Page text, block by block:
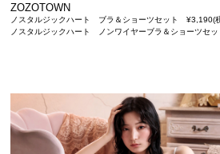
ZOZOTOWN
ノスタルジックハート ブラ＆ショーツセット ¥3,190(
ノスタルジックハート ノンワイヤーブラ＆ショーツセ